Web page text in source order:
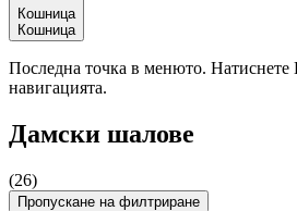
Кошница
Кошница
Последна точка в менюто. Натиснете
навигацията.
Дамски шалове
(26)
Пропускане на филтриране